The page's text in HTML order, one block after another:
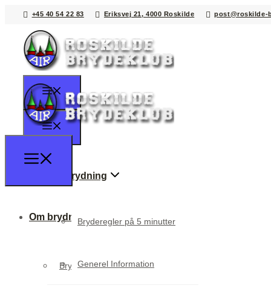
+45 40 54 22 83 Eriksvej 21, 4000 Roskilde post@roskilde-
Om brydning
Bryderegler på 5 minutter
Generel Information
Om brydning
Bryderegler på 5 minutter